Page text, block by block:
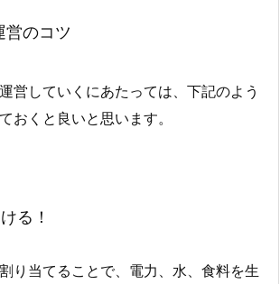
営のコツ
営していくにあたっては、下記のよう
おくと良いと思います。
る！
り当てることで、電力、水、食料を生